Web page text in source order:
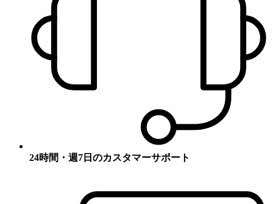
24時間・週7日のカスタマーサポート